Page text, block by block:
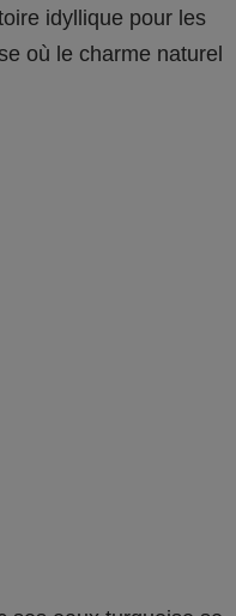
idyllique pour les
où le charme naturel